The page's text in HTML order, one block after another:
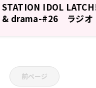
STATION IDOL
& drama-#26 ラジ
前ページ